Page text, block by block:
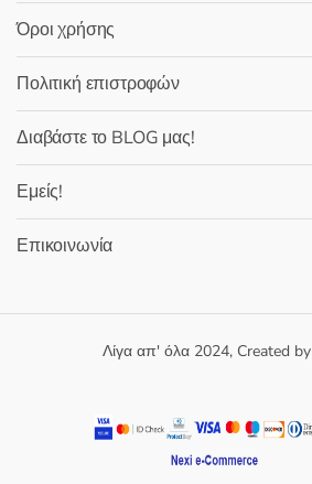
Όροι χρήσης
Πολιτική επιστροφών
Διαβάστε το BLOG μας!
Εμείς!
Επικοινωνία
Λίγα απ' όλα 2024, Created by